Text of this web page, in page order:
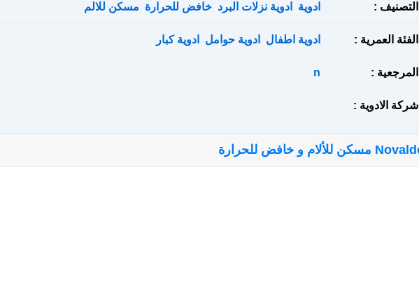
التصنيف : ادوية ادوية نزلات البرد خافض للحرارة مسكن للالم
الفئة العمرية : ادوية اطفال ادوية حوامل ادوية كبار
المرجعية : n
شركة الادوية :